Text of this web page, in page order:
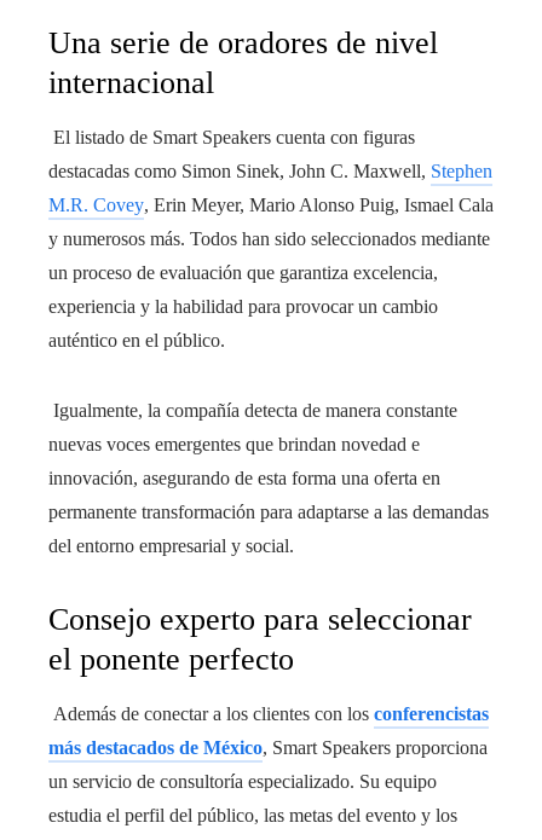
Una serie de oradores de nivel
internacional
El listado de Smart Speakers cuenta con figuras
destacadas como Simon Sinek, John C. Maxwell, Stephen
M.R. Covey, Erin Meyer, Mario Alonso Puig, Ismael Cala
y numerosos más. Todos han sido seleccionados mediante
un proceso de evaluación que garantiza excelencia,
experiencia y la habilidad para provocar un cambio
auténtico en el público.
Igualmente, la compañía detecta de manera constante
nuevas voces emergentes que brindan novedad e
innovación, asegurando de esta forma una oferta en
permanente transformación para adaptarse a las demandas
del entorno empresarial y social.
Consejo experto para seleccionar
el ponente perfecto
Además de conectar a los clientes con los conferencistas
más destacados de México, Smart Speakers proporciona
un servicio de consultoría especializado. Su equipo
estudia el perfil del público, las metas del evento y los